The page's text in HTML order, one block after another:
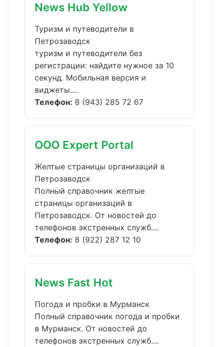
News Hub Yellow
Туризм и путеводители в
Петрозаводск
туризм и путеводители без
регистрации: найдите нужное за 10
секунд. Мобильная версия и
виджеты....
Телефон: 8 (943) 285 72 67
ООО Expert Portal
Желтые страницы организаций в
Петрозаводск
Полный справочник желтые
страницы организаций в
Петрозаводск. От новостей до
телефонов экстренных служб....
Телефон: 8 (922) 287 12 10
News Fast Hot
Погода и пробки в Мурманск
Полный справочник погода и пробки
в Мурманск. От новостей до
телефонов экстренных служб....